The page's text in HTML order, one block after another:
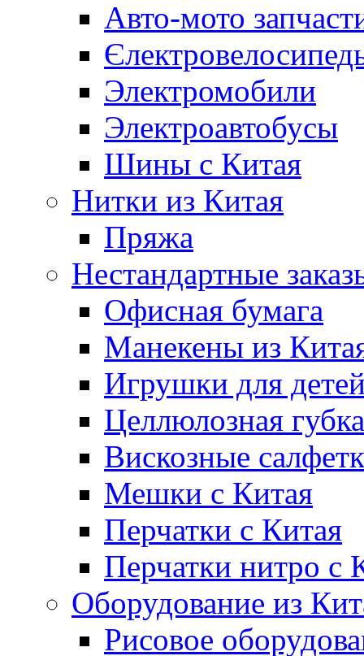
Авто-мото
Электромобили
Электроавтобусы
Шины с Китая
Нитки из Китая
Пряжа
Нестандартные
Офисная бумага
Манекены из
Игрушки для
Целлюлозная губка
Вискозные
Мешки с Китая
Перчатки с Китая
Перчатки нитро с
Оборудование из
Рисовое